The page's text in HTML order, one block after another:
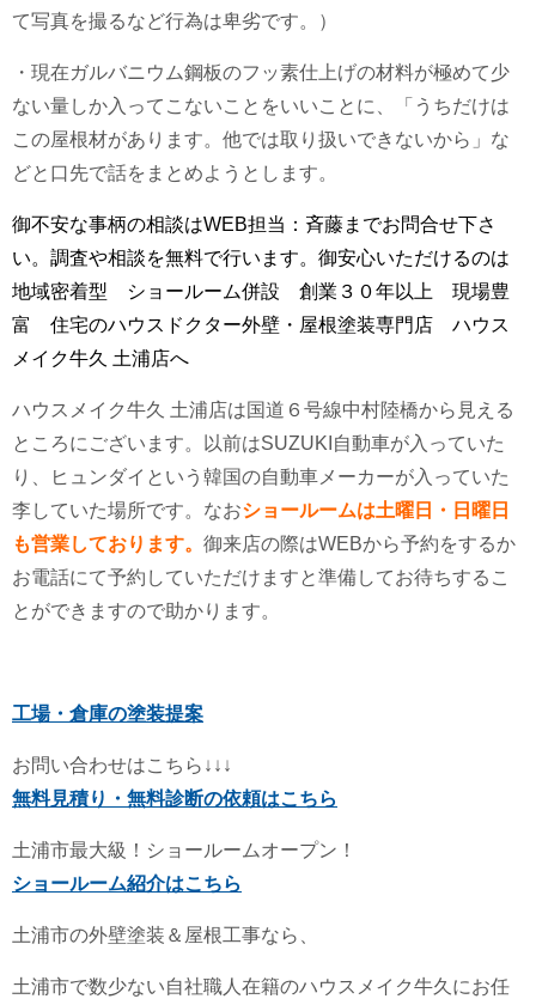
て写真を撮るなど行為は卑劣です。）
・現在ガルバニウム鋼板のフッ素仕上げの材料が極めて少
ない量しか入ってこないことをいいことに、「うちだけは
この屋根材があります。他では取り扱いできないから」な
どと口先で話をまとめようとします。
御不安な事柄の相談はWEB担当：斉藤までお問合せ下さ
い。調査や相談を無料で行います。御安心いただけるのは
地域密着型 ショールーム併設 創業３０年以上 現場豊
富 住宅のハウスドクター外壁・屋根塗装専門店 ハウス
メイク牛久 土浦店へ
ハウスメイク牛久 土浦店は国道６号線中村陸橋から見える
ところにございます。以前はSUZUKI自動車が入っていた
り、ヒュンダイという韓国の自動車メーカーが入っていた
李していた場所です。なおショールームは土曜日・日曜日
も営業しております。 御来店の際はWEBから予約をするか
お電話にて予約していただけますと準備してお待ちするこ
とができますので助かります。
工場・倉庫の塗装提案
お問い合わせはこちら↓↓↓
無料見積り・無料診断の依頼はこちら
土浦市最大級！ショールームオープン！
ショールーム紹介はこちら
土浦市の外壁塗装＆屋根工事なら、
土浦市で数少ない自社職人在籍のハウスメイク牛久にお任